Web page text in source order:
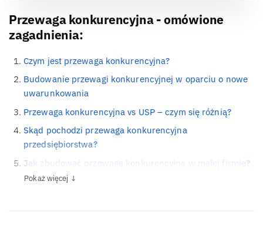
Przewaga konkurencyjna - omówione
zagadnienia:
Czym jest przewaga konkurencyjna?
Budowanie przewagi konkurencyjnej w oparciu o nowe
uwarunkowania
Przewaga konkurencyjna vs USP – czym się różnią?
Skąd pochodzi przewaga konkurencyjna
przedsiębiorstwa?
Jak zbudować przewagę konkurencyjną w małej firmie?
Pokaż więcej ↓